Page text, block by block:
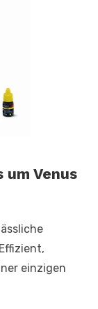
Venus
einzigen